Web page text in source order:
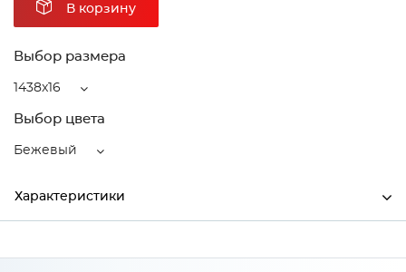
В корзину
Выбор размера
1438x16
Выбор цвета
Бежевый
Характеристики